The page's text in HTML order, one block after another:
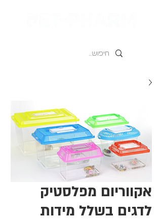
אקווריום מפלסטיק
לדגים בשלל מידות